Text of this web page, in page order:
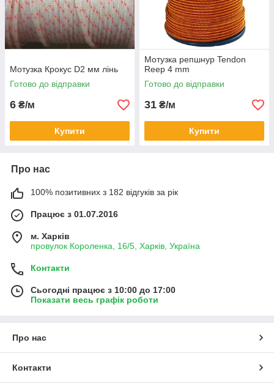
Мотузка Крокус D2 мм лінь
Готово до відправки
6 ₴/м
Купити
Мотузка репшнур Tendon
Reep 4 mm
Готово до відправки
31 ₴/м
Купити
Про нас
100% позитивних з 182 відгуків за рік
Працює з 01.07.2016
м. Харків
провулок Короленка, 16/5, Харків, Україна
Контакти
Сьогодні працює з 10:00 до 17:00
Показати весь графік роботи
Про нас
Контакти